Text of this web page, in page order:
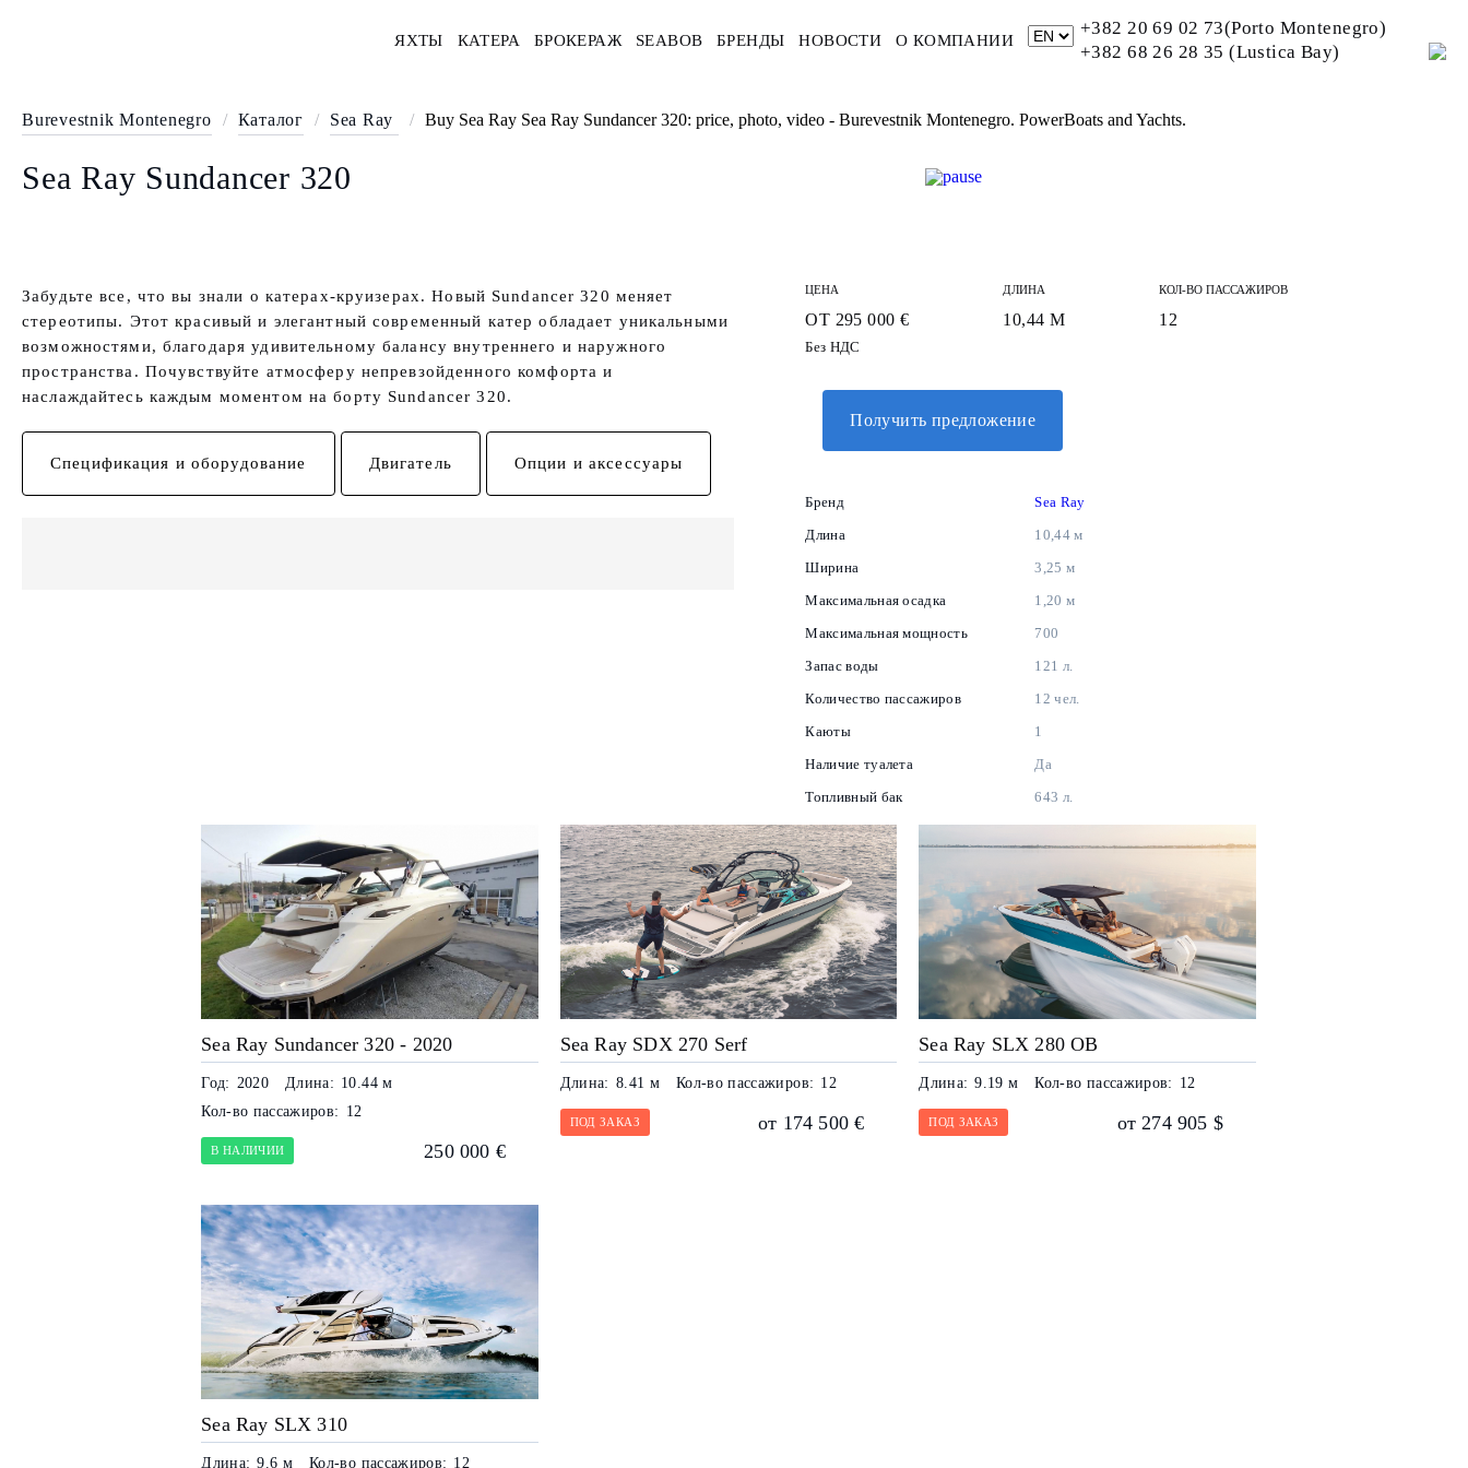
ЯХТЫ КАТЕРА БРОКЕРАЖ SEABOB БРЕНДЫ НОВОСТИ О КОМПАНИИ
+382 20 69 02 73(Porto Montenegro)
+382 68 26 28 35 (Lustica Bay)
Burevestnik Montenegro / Каталог / Sea Ray / Buy Sea Ray Sea Ray Sundancer 320: price, photo, video - Burevestnik Montenegro. PowerBoats and Yachts.
Sea Ray Sundancer 320
Забудьте все, что вы знали о катерах-круизерах. Новый Sundancer 320 меняет
стереотипы. Этот красивый и элегантный современный катер обладает уникальными
возможностями, благодаря удивительному балансу внутреннего и наружного
пространства. Почувствуйте атмосферу непревзойденного комфорта и
наслаждайтесь каждым моментом на борту Sundancer 320.
Спецификация и оборудование Двигатель Опции и аксессуары
ЦЕНА
ОТ 295 000 €
ДЛИНА
10,44 М
КОЛ-ВО ПАССАЖИРОВ
12
Без НДС
Получить предложение
Бренд
Sea Ray
Длина
10,44 м
Ширина
3,25 м
Максимальная осадка
1,20 м
Максимальная мощность
700
Запас воды
121 л.
Количество пассажиров
12 чел.
Каюты
1
Наличие туалета
Да
Топливный бак
643 л.
Sea Ray Sundancer 320 - 2020
Год: 2020 Длина: 10.44 м
Кол-во пассажиров: 12
В НАЛИЧИИ 250 000 €
Sea Ray SDX 270 Serf
Длина: 8.41 м Кол-во пассажиров: 12
ПОД ЗАКАЗ от 174 500 €
Sea Ray SLX 280 OB
Длина: 9.19 м Кол-во пассажиров: 12
ПОД ЗАКАЗ от 274 905 $
Sea Ray SLX 310
Длина: 9.6 м Кол-во пассажиров: 12